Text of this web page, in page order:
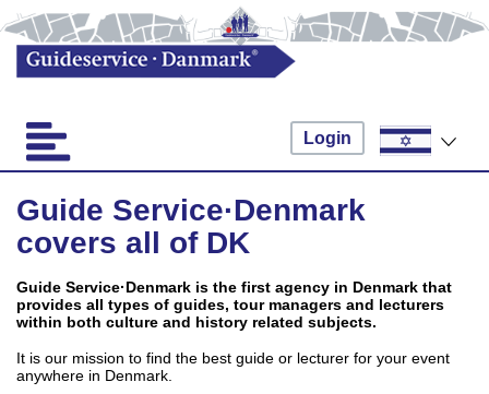
Login
Guide Service·Denmark
covers all of DK
Guide Service·Denmark is the first agency in Denmark that
provides all types of guides, tour managers and lecturers
within both culture and history related subjects.
It is our mission to find the best guide or lecturer for your event
anywhere in Denmark.